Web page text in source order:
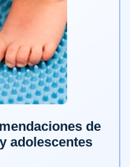
de
adolescentes